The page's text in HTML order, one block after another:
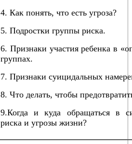
4. Как понять, что есть угроза?
5. Подростки группы риска.
6. Признаки участия ребенка в
группах.
7. Признаки суицидальных
8. Что делать, чтобы
9.Когда и куда обращаться в
риска и угрозы жизни?